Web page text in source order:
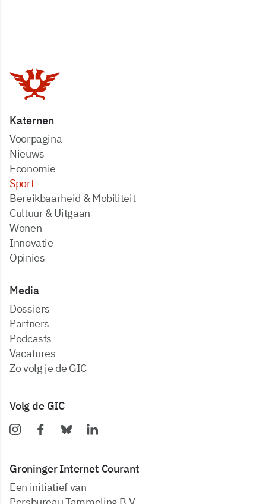
Katernen
Voorpagina
Nieuws
Economie
Sport
Bereikbaarheid & Mobiliteit
Cultuur & Uitgaan
Wonen
Innovatie
Opinies
Media
dossiers
partners
podcasts
vacatures
zo volg je de GIC
Volg de GIC
Groninger Internet Courant
Een initiatief van